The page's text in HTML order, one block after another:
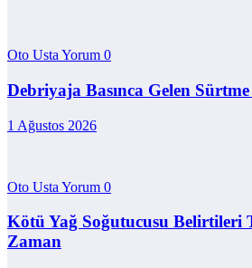
Oto Usta Yorum 0
Debriyaja Basınca Gelen Sürtme
1 Ağustos 2026
Oto Usta Yorum 0
Kötü Yağ Soğutucusu Belirtileri
Zaman